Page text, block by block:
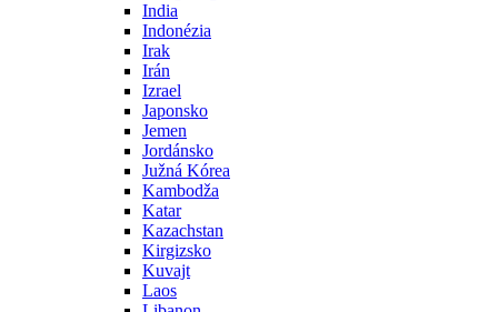
India
Indonézia
Irak
Irán
Izrael
Japonsko
Jemen
Jordánsko
Južná Kórea
Kambodža
Katar
Kazachstan
Kirgizsko
Kuvajt
Laos